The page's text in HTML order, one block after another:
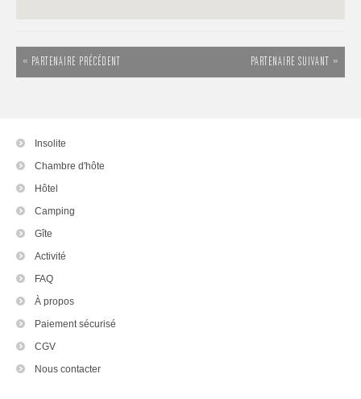
« PARTENAIRE PRÉCÉDENT PARTENAIRE SUIVANT »
Insolite
Chambre d'hôte
Hôtel
Camping
Gîte
Activité
FAQ
À propos
Paiement sécurisé
CGV
Nous contacter